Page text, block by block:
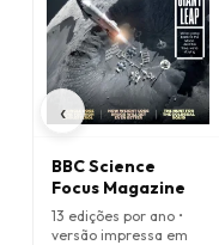
‹
BBC Science
Focus Magazine
13 edições por ano •
versão impressa em